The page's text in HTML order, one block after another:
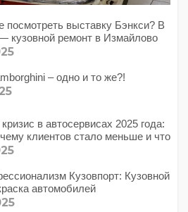
посмотреть выставку Бэнкси? В
кузовной ремонт в Измайлово
– одно и то же?!
в автосервисах 2025 года:
клиентов стало меньше и что
Кузовпорт: Кузовной
автомобилей